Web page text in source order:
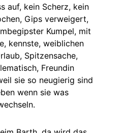
auf, kein Scherz, kein
Gips verweigert,
Kumpel, mit
kennste, weiblichen
Spitzensache,
Freundin
sie so neugierig sind
wenn sie was